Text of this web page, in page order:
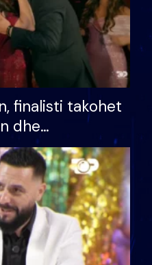
finalisti takohet
dhe
ndonjë letër